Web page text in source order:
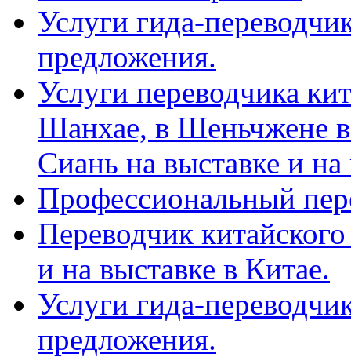
Услуги гида-
предложения.
Услуги переводчика
Шанхае, в Шеньчжене
Сиань на выставке и
Профессиональный
Переводчик
и на выставке в Китае.
Услуги гида-
предложения.